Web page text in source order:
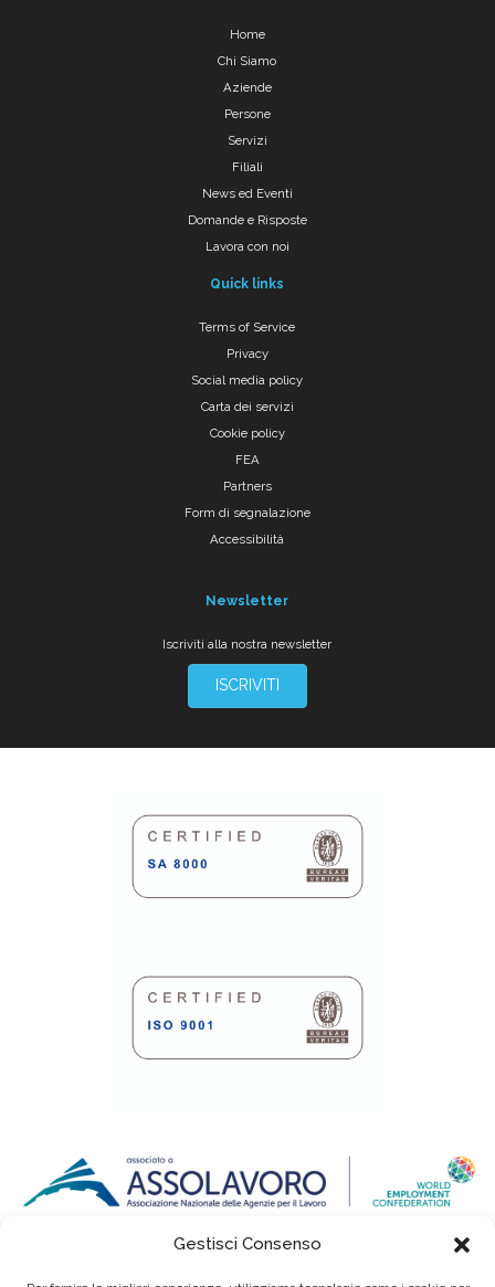
Gestisci Consenso
Home
Chi Siamo
Aziende
Persone
Servizi
Filiali
News ed Eventi
Domande e Risposte
Lavora con noi
Quick links
Terms of Service
Privacy
Social media policy
Carta dei servizi
Cookie policy
FEA
Partners
Form di segnalazione
Accessibilità
Newsletter
Iscriviti alla nostra newsletter
ISCRIVITI